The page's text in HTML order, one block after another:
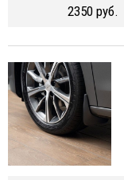
2350 руб.